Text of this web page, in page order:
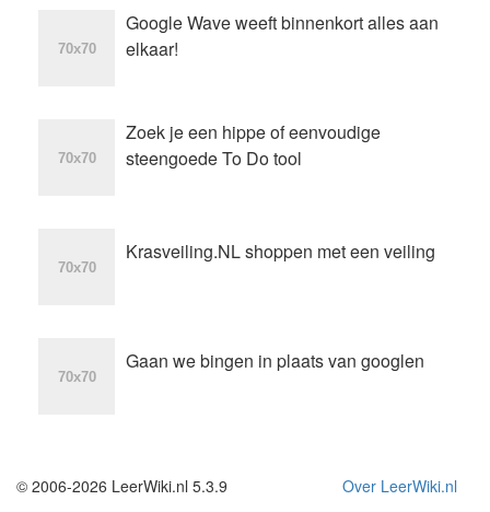
Google Wave weeft binnenkort alles aan
elkaar!
Zoek je een hippe of eenvoudige
steengoede To Do tool
Krasveiling.NL shoppen met een veiling
Gaan we bingen in plaats van googlen
Over LeerWiki.nl
© 2006-2026 LeerWiki.nl 5.3.9